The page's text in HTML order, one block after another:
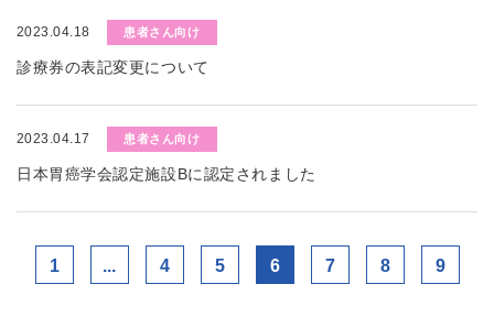
2023.04.18 患者さん向け
診療券の表記変更について
2023.04.17 患者さん向け
日本胃癌学会認定施設Bに認定されました
1 ... 4 5 6 7 8 9